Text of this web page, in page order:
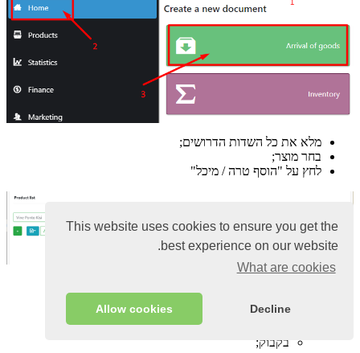
This website uses cookies to ensure you get the
best experience on our website.
What are cookies
Decline
Allow cookies
מלא את כל השדות הדרושים;
בחר מוצר;
לחץ על "הוסף טרה / מיכל"
חָבִית;;
בקבוק;